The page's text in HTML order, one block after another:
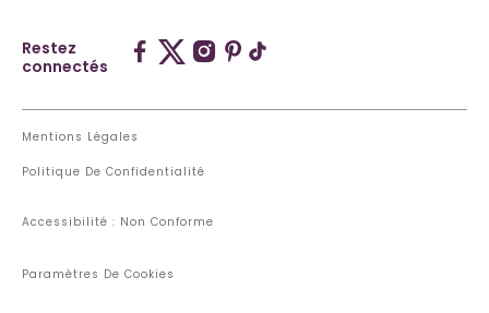
Restez
connectés
Mentions Légales
Politique De Confidentialité
Accessibilité : Non Conforme
Paramètres De Cookies